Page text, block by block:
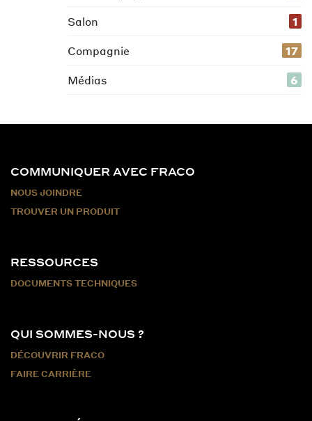
Salon
1
Compagnie
17
Médias
6
COMMUNIQUER AVEC FRACO
NOUS JOINDRE
TROUVER UN PRODUIT
RESSOURCES
DOCUMENTS TECHNIQUES
QUI SOMMES-NOUS ?
DÉCOUVRIR FRACO
FAIRE CARRIÈRE